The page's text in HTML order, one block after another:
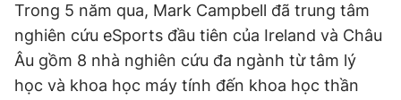
Trong 5 năm qua, Mark Campbell đã trung tâm
nghiên cứu eSports đầu tiên của Ireland và Châu
Âu gồm 8 nhà nghiên cứu đa ngành từ tâm lý
học và khoa học máy tính đến khoa học thần